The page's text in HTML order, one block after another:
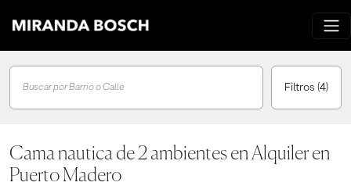
Buscar por Barrio o Calle Filtros (4)
Cama nautica de 2 ambientes en Alquiler en
Puerto Madero